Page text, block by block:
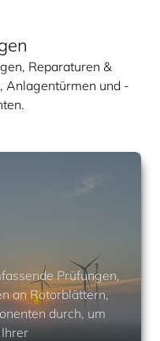
Reparaturen &
Anlagentürmen und -
Prüfungen,
an Rotorblättern,
durch, um